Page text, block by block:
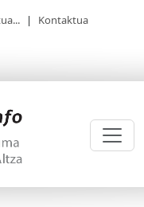
| Kontaktua